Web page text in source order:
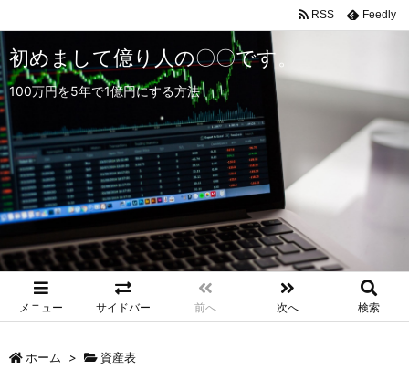
初めまして億り人の〇〇です。
100万円を5年で1億円にする方法
メニュー サイドバー 前へ 次へ 検索
RSS Feedly
ホーム > 資産表